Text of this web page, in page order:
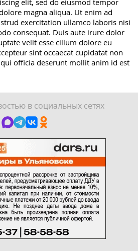
elit, sed do eiusmod tempor
magna aliqua. Ut enim ad
exercitation ullamco laboris nisi
consequat. Duis aute irure dolor
velit esse cillum dolore eu
sint occaecat cupidatat non
officia deserunt mollit anim id est
в социальных сетях